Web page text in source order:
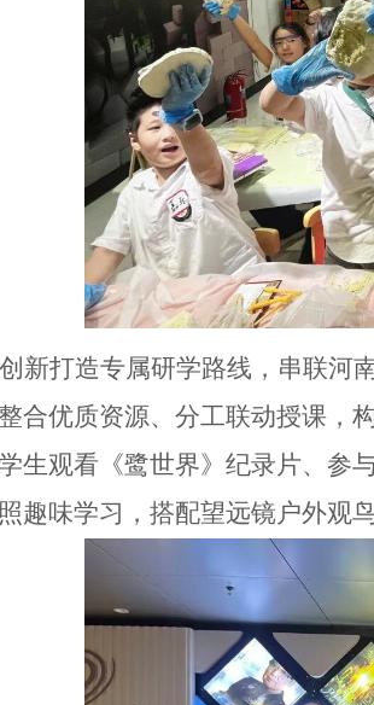
新打造专属研学路线，串联河
合优质资源、分工联动授课，
生观看《鹭世界》纪录片、参
趣味学习，搭配望远镜户外观